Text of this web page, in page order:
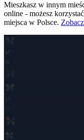
Mieszkasz w innym
online - możesz
miejsca w Polsce.